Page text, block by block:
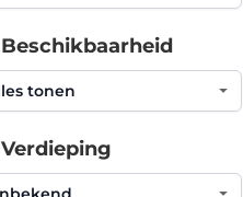
Beschikbaarheid
Verdieping